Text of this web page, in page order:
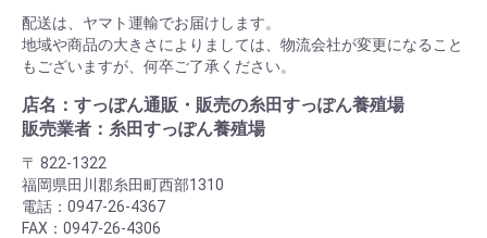
配送は、ヤマト運輸でお届けします。
地域や商品の大きさによりましては、物流会社が変更になること
もございますが、何卒ご了承ください。
店名：すっぽん通販・販売の糸田すっぽん養殖場
販売業者：糸田すっぽん養殖場
〒 822-1322
福岡県田川郡糸田町西部1310
電話：0947-26-4367
FAX：0947-26-4306